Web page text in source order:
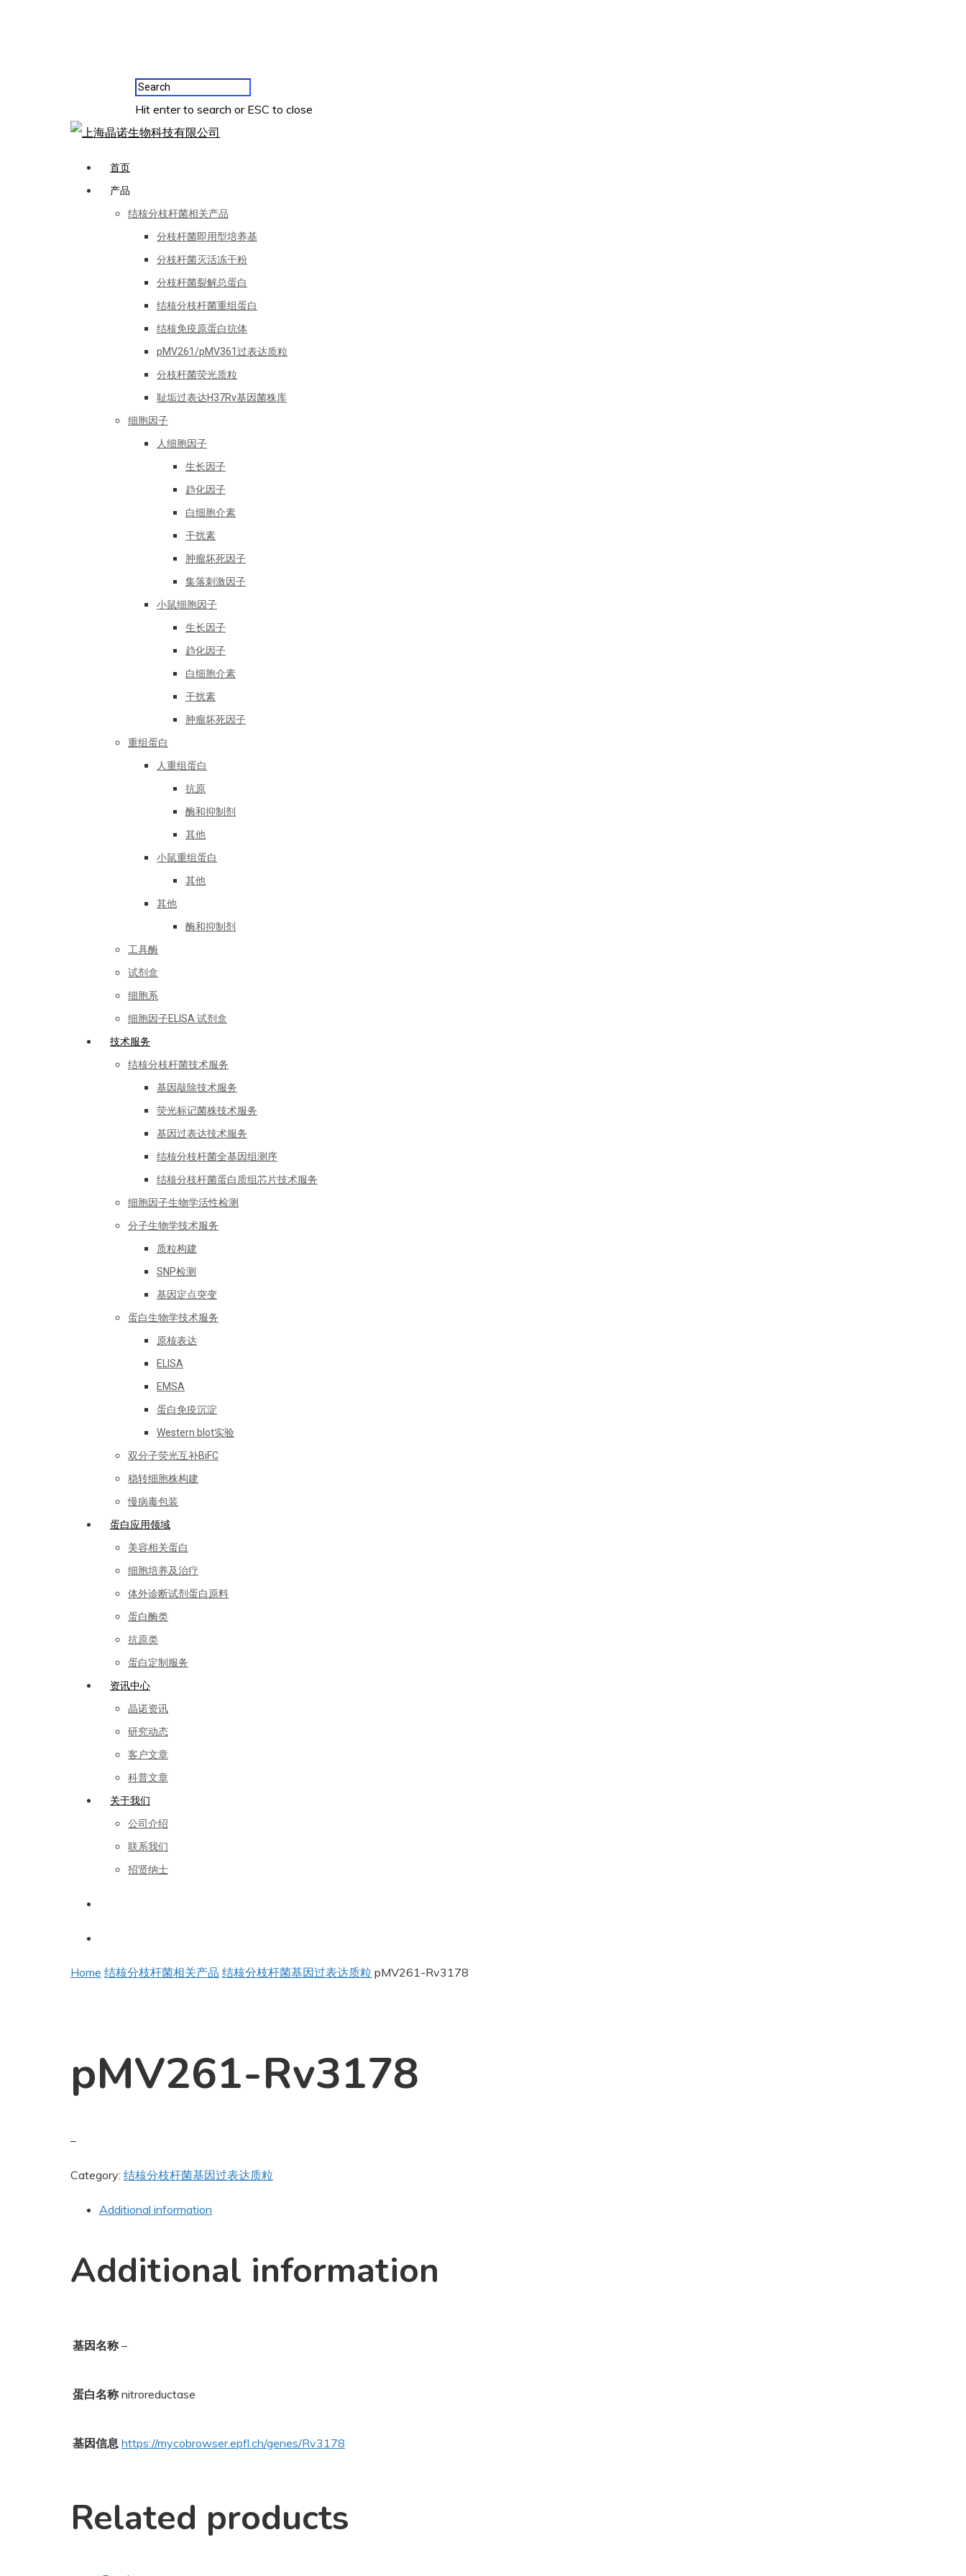
Hit enter to search or ESC to close
首页
产品
结核分枝杆菌相关产品
分枝杆菌即用型培养基
分枝杆菌灭活冻干粉
分枝杆菌裂解总蛋白
结核分枝杆菌重组蛋白
结核免疫原蛋白抗体
pMV261/pMV361过表达质粒
分枝杆菌荧光质粒
耻垢过表达H37Rv基因菌株库
细胞因子
人细胞因子
生长因子
趋化因子
白细胞介素
干扰素
肿瘤坏死因子
集落刺激因子
小鼠细胞因子
生长因子
趋化因子
白细胞介素
干扰素
肿瘤坏死因子
重组蛋白
人重组蛋白
抗原
酶和抑制剂
其他
小鼠重组蛋白
其他
其他
酶和抑制剂
工具酶
试剂盒
细胞系
细胞因子ELISA 试剂盒
技术服务
结核分枝杆菌技术服务
基因敲除技术服务
荧光标记菌株技术服务
基因过表达技术服务
结核分枝杆菌全基因组测序
结核分枝杆菌蛋白质组芯片技术服务
细胞因子生物学活性检测
分子生物学技术服务
质粒构建
SNP检测
基因定点突变
蛋白生物学技术服务
原核表达
ELISA
EMSA
蛋白免疫沉淀
Western blot实验
双分子荧光互补BiFC
稳转细胞株构建
慢病毒包装
蛋白应用领域
美容相关蛋白
细胞培养及治疗
体外诊断试剂蛋白原料
蛋白酶类
抗原类
蛋白定制服务
资讯中心
晶诺资讯
研究动态
客户文章
科普文章
关于我们
公司介绍
联系我们
招贤纳士
Home 结核分枝杆菌相关产品 结核分枝杆菌基因过表达质粒 pMV261-Rv3178
pMV261-Rv3178
–
Category: 结核分枝杆菌基因过表达质粒
Additional information
Additional information
基因名称 –
蛋白名称 nitroreductase
基因信息 https://mycobrowser.epfl.ch/genes/Rv3178
Related products